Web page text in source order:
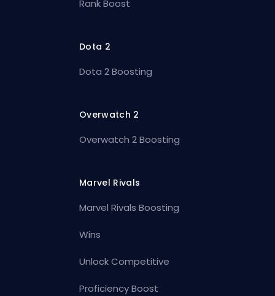
Rank Boost
Dota 2
Dota 2 Boosting
Overwatch 2
Overwatch 2 Boosting
Marvel Rivals
Marvel Rivals Boosting
Wins
Unlock Competitive
Proficiency Boost